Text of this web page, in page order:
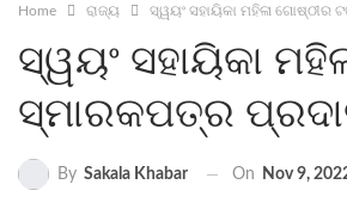
Home ରାଜ୍ୟ ସ୍ୱୟଂ ସହାୟିକା ମହିଳା
ସ୍ୱୟଂ ସହାୟିକା
ସ୍ମାରକପତ୍ର
By Sakala Khabar On Nov 9,